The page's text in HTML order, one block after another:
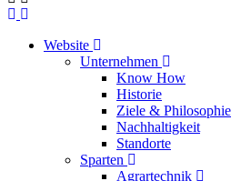
Website
Unternehmen
Know How
Historie
Ziele & Philosophie
Nachhaltigkeit
Standorte
Sparten
Agrartechnik